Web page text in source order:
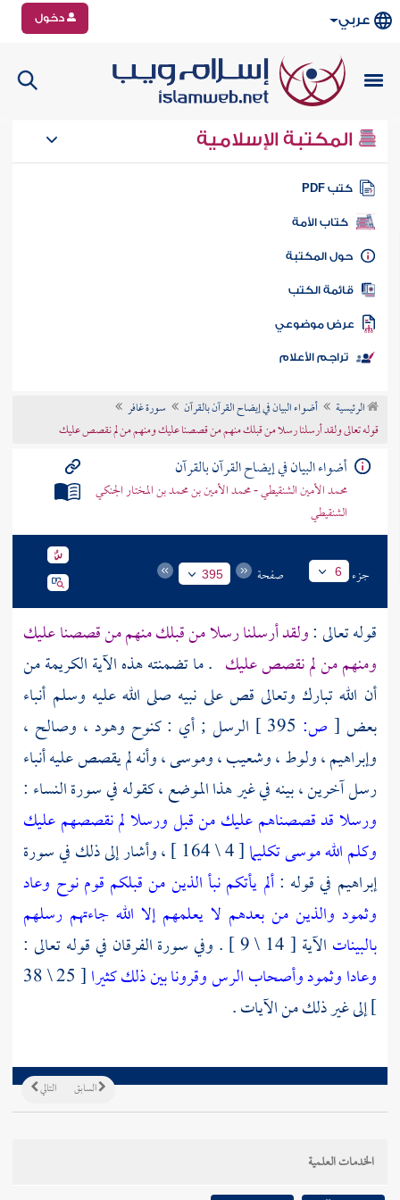
عربي دخول
المكتبة الإسلامية
كتب PDF
كتاب الأمة
المكتبة
الكتب
موضوعي
تراجم الأعلام
الرئيسية أضواء البيان في إيضاح القرآن بالقرآن
سورة غافر
قوله تعالى ولقد أرسلنا رسلا من قبلك منهم من قصصنا عليك ومنهم من لم نقصص عليك
أضواء البيان في إيضاح القرآن بالقرآن
محمد الأمين الشنقيطي - محمد الأمين بن محمد بن المختار الجنكي
الشنقيطي
جزء 6 صفحة 395
قوله تعالى :ولقد أرسلنا رسلا من قبلك منهم من قصصنا عليك
ومنهم من لم نقصص عليك . ما تضمنته هذه الآية الكريمة من
أن الله تبارك وتعالى قص على نبيه صلى الله عليه وسلم أنباء
بعض [ ص: الرسل ; أي :كنوح وهود ، وصالح ،
وإبراهيم،ولوط،وشعيب،وموسى، وأنه لم يقصص عليه أنباء
رسل آخرين ، بينه في غير هذا الموضع ، كقوله في سورة النساء :
ورسلا قد قصصناهم عليك من قبل ورسلا لم نقصصهم عليك
وكلم الله موسى تكليما[ 4 \ 164 ] ، وأشار إلى ذلك في سورة
إبراهيم في قوله :ألم يأتكم نبأ الذين من قبلكم قوم نوح وعاد
وثمود والذين من بعدهم لا يعلمهم إلا الله جاءتهم رسلهم
بالبينات الآية [ 14 \ 9 ] . وفي سورة الفرقان في قوله تعالى :
وعادا وثمود وأصحاب الرس وقرونا بين ذلك كثيرا
[ 25 \ 38
] إلى غير ذلك من الآيات .
التالي السابق
الخدمات العلمية